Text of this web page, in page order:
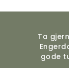
Ta
gode